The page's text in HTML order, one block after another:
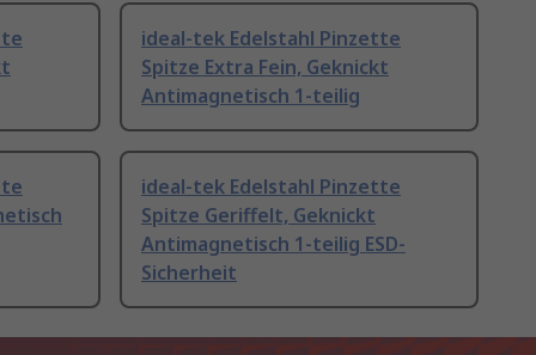
ideal-tek Edelstahl Pinzette
Spitze Extra Fein, Geknickt
Antimagnetisch 1-teilig
ideal-tek Edelstahl Pinzette
Spitze Geriffelt, Geknickt
Antimagnetisch 1-teilig ESD-
Sicherheit